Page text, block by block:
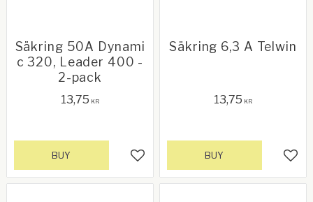
Säkring 50A Dynami
c 320, Leader 400 -
2-pack
13,75 KR
Add to favorites
BUY
Säkring 6,3 A Telwin
13,75 KR
BUY